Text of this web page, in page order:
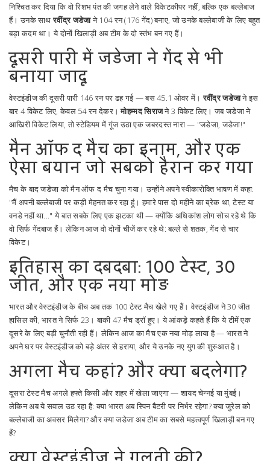
निश्चित कर दिया कि वो रिशभ पंत की जगह लेने वाले विकेटकीपर नहीं, बल्कि एक बल्लेबाज
हैं। उनके साथरवींद्र जडेजाने 104 रन (176 गेंद) बनाए, जो उनके बल्लेबाजी के लिए बहुत
बड़ा कदम था। ये दोनों खिलाड़ी अब टीम के दो स्तंभ बन गए हैं।
दूसरी पारी में जडेजा ने गेंद से भी
बनाया जादू
वेस्टइंडीज की दूसरी पारी 146 रन पर ढह गई — बस 45.1 ओवर में।रवींद्र जडेजाने इस
बार 4 विकेट लिए, केवल 54 रन देकर।मोहम्मद सिराजने 3 विकेट लिए। जब जडेजा ने
आखिरी विकेट लिया, तो स्टेडियम में गूंज उठा एक जबरदस्त नारा — "जडेजा, जडेजा!"
मैन ऑफ द मैच का इनाम, और एक
ऐसा बयान जो सबको हैरान कर गया
मैच के बाद जडेजा को मैन ऑफ द मैच चुना गया। उन्होंने अपने स्वीकारोक्ति भाषण में कहा:
"मैं अपनी बल्लेबाजी पर कड़ी मेहनत कर रहा हूं। हमारे पास दो महीने का ब्रेक था, टेस्ट या
वनडे नहीं था..." ये बात सबके लिए एक झटका थी — क्योंकि अधिकांश लोग सोच रहे थे कि
वो सिर्फ गेंदबाज हैं। लेकिन आज वो दोनों चीजें कर रहे थे: बल्ले से शतक, गेंद से चार
विकेट।
इतिहास का दबदबा: 100 टेस्ट, 30
जीत, और एक नया मोड़
भारत और वेस्टइंडीज के बीच अब तक 100 टेस्ट मैच खेले गए हैं। वेस्टइंडीज ने 30 जीत
हासिल की, भारत ने सिर्फ 23। बाकी 47 मैच ड्रॉ हुए। ये आंकड़े कहते हैं कि ये टीमें एक
दूसरे के लिए बड़ी चुनौती रही हैं। लेकिन आज का मैच एक नया मोड़ लाया है — भारत ने
अपने घर पर वेस्टइंडीज को बड़े अंतर से हराया, और ये उनके नए युग की शुरुआत है।
अगला मैच कहां? और क्या बदलेगा?
दूसरा टेस्ट मैच अगले हफ्ते किसी और शहर में खेला जाएगा — शायद चेन्नई या मुंबई।
लेकिन अब ये सवाल उठ रहा है: क्या भारत अब स्पिन बैटरी पर निर्भर रहेगा? क्या जुरेल को
बल्लेबाजी का अवसर मिलेगा? और क्या जडेजा अब टीम का सबसे महत्वपूर्ण खिलाड़ी बन गए
हैं?